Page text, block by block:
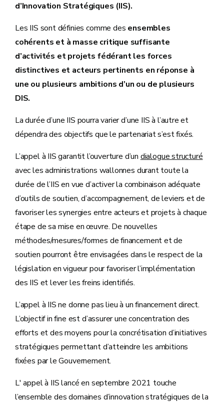
d’Innovation Stratégiques (IIS).
Les IIS sont définies comme des ensembles
cohérents et à masse critique suffisante
d’activités et projets fédérant les forces
distinctives et acteurs pertinents en réponse à
une ou plusieurs ambitions d’un ou de plusieurs
DIS.
La durée d’une IIS pourra varier d’une IIS à l’autre et
dépendra des objectifs que le partenariat s’est fixés.
L’appel à IIS garantit l’ouverture d’un dialogue structuré
avec les administrations wallonnes durant toute la
durée de l’IIS en vue d’activer la combinaison adéquate
d’outils de soutien, d’accompagnement, de leviers et de
favoriser les synergies entre acteurs et projets à chaque
étape de sa mise en œuvre. De nouvelles
méthodes/mesures/formes de financement et de
soutien pourront être envisagées dans le respect de la
législation en vigueur pour favoriser l’implémentation
des IIS et lever les freins identifiés.
L’appel à IIS ne donne pas lieu à un financement direct.
L’objectif in fine est d’assurer une concentration des
efforts et des moyens pour la concrétisation d’initiatives
stratégiques permettant d’atteindre les ambitions
fixées par le Gouvernement.
L' appel à IIS lancé en septembre 2021 touche
l’ensemble des domaines d’innovation stratégiques de la